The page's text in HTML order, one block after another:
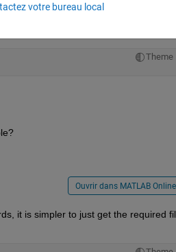
I would like to produce a "vector of
Theme
Ouvrir dans MATLAB Online
it is simpler to just get the required
votre bureau local